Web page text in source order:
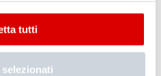
tutti